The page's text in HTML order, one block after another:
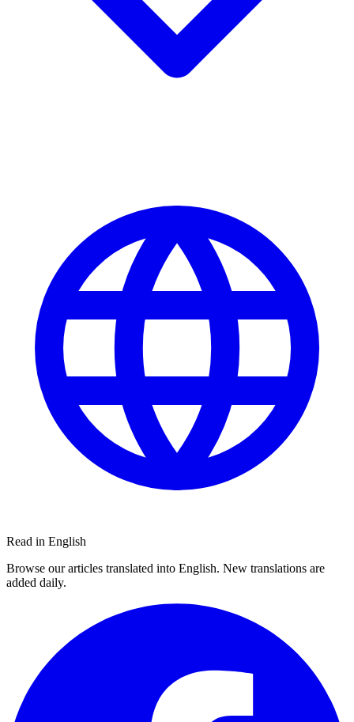
Read in English
Browse our articles translated into English. New translations are
added daily.